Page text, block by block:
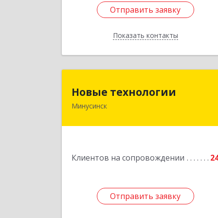
Отправить заявку
Показать контакты
Отправить заявку
Назад
Новые технологии
Минусинск
Клиентов на сопровождении
Отправить заявку
Отправить заявку